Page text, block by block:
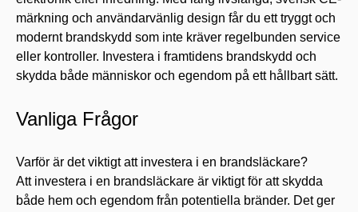
märkning och användarvänlig design får du ett tryggt och
modernt brandskydd som inte kräver regelbunden service
eller kontroller. Investera i framtidens brandskydd och
skydda både människor och egendom på ett hållbart sätt.
Vanliga Frågor
Varför är det viktigt att investera i en brandsläckare?
Att investera i en brandsläckare är viktigt för att skydda
både hem och egendom från potentiella bränder. Det ger